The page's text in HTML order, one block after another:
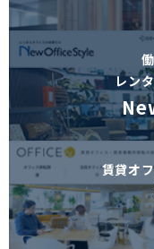
レン
賃貸オ